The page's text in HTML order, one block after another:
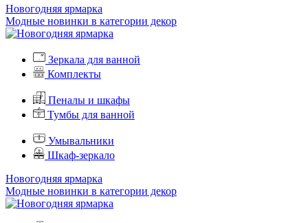
Новогодняя ярмарка
Модные новинки в категории декор
Зеркала для ванной
Комплекты
Пеналы и шкафы
Тумбы для ванной
Умывальники
Шкаф-зеркало
Новогодняя ярмарка
Модные новинки в категории декор